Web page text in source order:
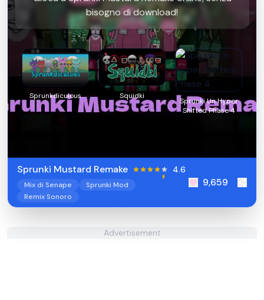
bisogno di download!
Sprunkdiculous Squidki
Sprunki Un Hyper
Shifted Phase 4
Sprunki Mustard Remake 4.6
Mix di Senape
Sprunki Mod
Remix Sonoro
9,659
Advertisement